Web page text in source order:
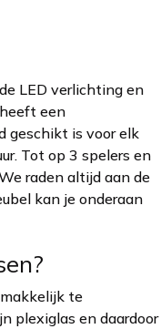
LED verlichting en
een
geschikt is voor elk
Tot op 3 spelers en
raden altijd aan de
kan je onderaan
te
plexiglas en daardoor